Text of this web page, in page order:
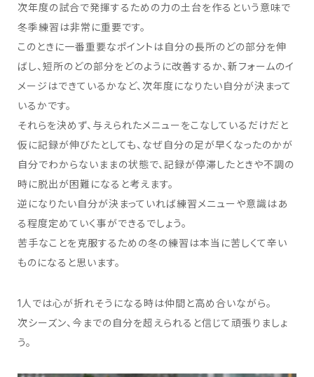
次年度の試合で発揮するための⼒の⼟台を作るという意味で
冬季練習は⾮常に重要です。
このときに⼀番重要なポイントは⾃分の⻑所のどの部分を伸
ばし、短所のどの部分をどのように改善するか、新フォームのイ
メージはできているかなど、次年度になりたい⾃分が決まって
いるかです。
それらを決めず、与えられたメニューをこなしているだけだと
仮に記録が伸びたとしても、なぜ⾃分の⾜が早くなったのかが
⾃分でわからないままの状態で、記録が停滞したときや不調の
時に脱出が困難になると考えます。
逆になりたい⾃分が決まっていれば練習メニューや意識はあ
る程度定めていく事ができるでしょう。
苦⼿なことを克服するための冬の練習は本当に苦しくて⾟い
ものになると思います。
1⼈では⼼が折れそうになる時は仲間と⾼め合いながら。
次シーズン、今までの⾃分を超えられると信じて頑張りましょ
う。